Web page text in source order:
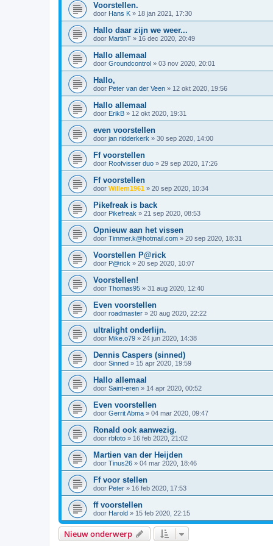
Voorstellen.
door Hans K » 18 jan 2021, 17:30
Hallo daar zijn we weer...
door MartinT » 16 dec 2020, 20:49
Hallo allemaal
door Groundcontrol » 03 nov 2020, 20:01
Hallo,
door Peter van der Veen » 12 okt 2020, 19:56
Hallo allemaal
door ErikB » 12 okt 2020, 19:31
even voorstellen
door jan ridderkerk » 30 sep 2020, 14:00
Ff voorstellen
door Roofvisser duo » 29 sep 2020, 17:26
Ff voorstellen
door Willem1961 » 20 sep 2020, 10:34
Pikefreak is back
door Pikefreak » 21 sep 2020, 08:53
Opnieuw aan het vissen
door Timmer.k@hotmail.com » 20 sep 2020, 18:31
Voorstellen P@rick
door P@rick » 20 sep 2020, 10:07
Voorstellen!
door Thomas95 » 31 aug 2020, 12:40
Even voorstellen
door roadmaster » 20 aug 2020, 22:22
ultralight onderlijn.
door Mike.o79 » 24 jun 2020, 14:38
Dennis Caspers (sinned)
door Sinned » 15 apr 2020, 19:59
Hallo allemaal
door Saint-eren » 14 apr 2020, 00:52
Even voorstellen
door Gerrit Abma » 04 mar 2020, 09:47
Ronald ook aanwezig.
door rbfoto » 16 feb 2020, 21:02
Martien van der Heijden
door Tinus26 » 04 mar 2020, 18:46
Ff voor stellen
door Peter » 16 feb 2020, 17:53
ff voorstellen
door Harold » 15 feb 2020, 22:15
Nieuw onderwerp